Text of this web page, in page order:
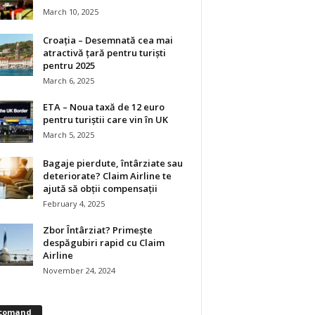
March 10, 2025
Croația – Desemnată cea mai
atractivă țară pentru turiști
pentru 2025
March 6, 2025
ETA – Noua taxă de 12 euro
pentru turiștii care vin în UK
March 5, 2025
Bagaje pierdute, întârziate sau
deteriorate? Claim Airline te
ajută să obții compensații
February 4, 2025
Zbor Întârziat? Primește
despăgubiri rapid cu Claim
Airline
November 24, 2024